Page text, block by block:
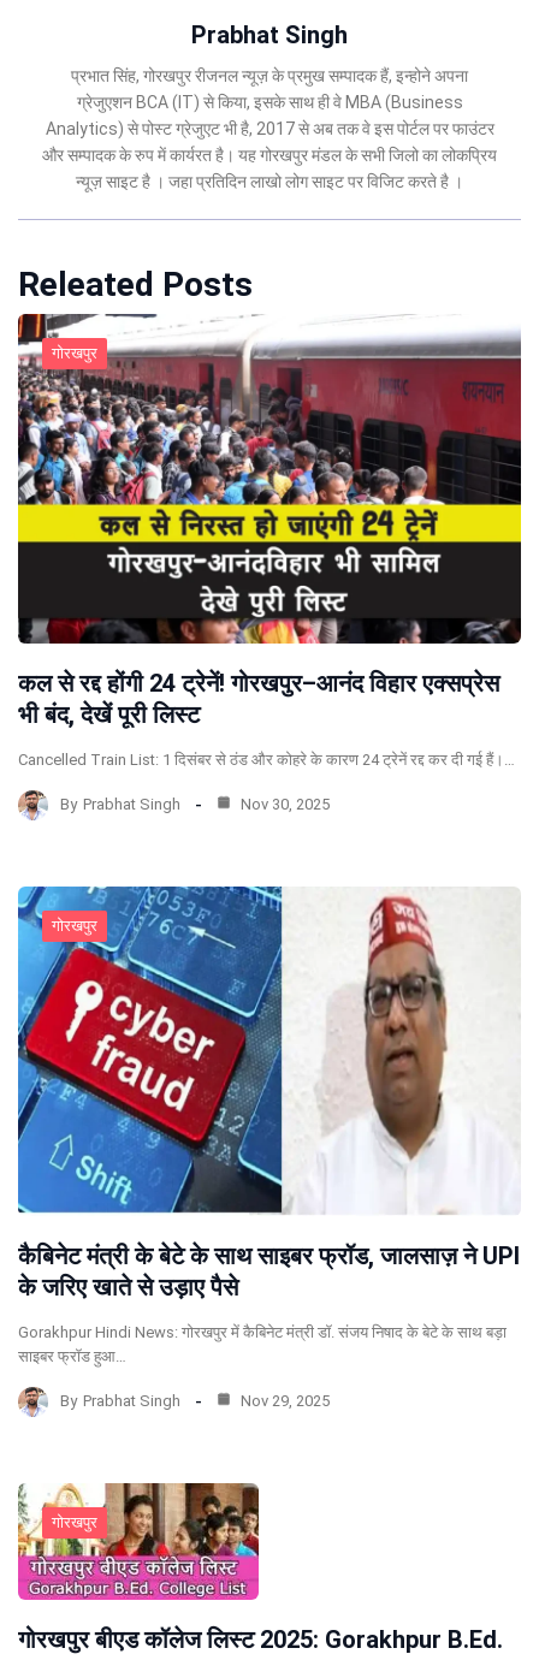
Prabhat Singh
प्रभात सिंह, गोरखपुर रीजनल न्यूज़ के प्रमुख सम्पादक हैं, इन्होने अपना
ग्रेजुएशन BCA (IT) से किया, इसके साथ ही वे MBA (Business
Analytics) से पोस्ट ग्रेजुएट भी है, 2017 से अब तक वे इस पोर्टल पर फाउंटर
और सम्पादक के रुप में कार्यरत है। यह गोरखपुर मंडल के सभी जिलो का लोकप्रिय
न्यूज़ साइट है । जहा प्रतिदिन लाखो लोग साइट पर विजिट करते है ।
Releated Posts
गोरखपुर
कल से रद्द होंगी 24 ट्रेनें! गोरखपुर–आनंद विहार एक्सप्रेस
भी बंद, देखें पूरी लिस्ट
Cancelled Train List: 1 दिसंबर से ठंड और कोहरे के कारण 24 ट्रेनें रद्द कर दी गई हैं।…
By Prabhat Singh Nov 30, 2025
गोरखपुर
कैबिनेट मंत्री के बेटे के साथ साइबर फ्रॉड, जालसाज़ ने UPI
के जरिए खाते से उड़ाए पैसे
Gorakhpur Hindi News: गोरखपुर में कैबिनेट मंत्री डॉ. संजय निषाद के बेटे के साथ बड़ा
साइबर फ्रॉड हुआ…
By Prabhat Singh Nov 29, 2025
गोरखपुर
गोरखपुर बीएड कॉलेज लिस्ट 2025: Gorakhpur B.Ed.